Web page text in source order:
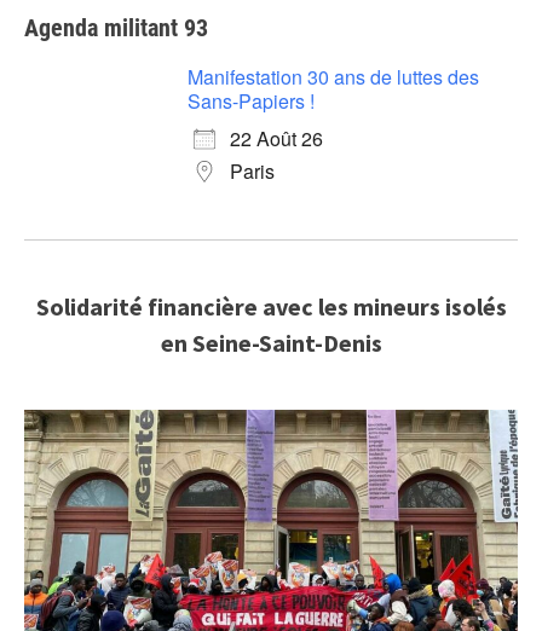
Agenda militant 93
Manifestation 30 ans de luttes des
Sans-Papiers !
22 Août 26
Paris
Solidarité financière avec les mineurs isolés
en Seine-Saint-Denis